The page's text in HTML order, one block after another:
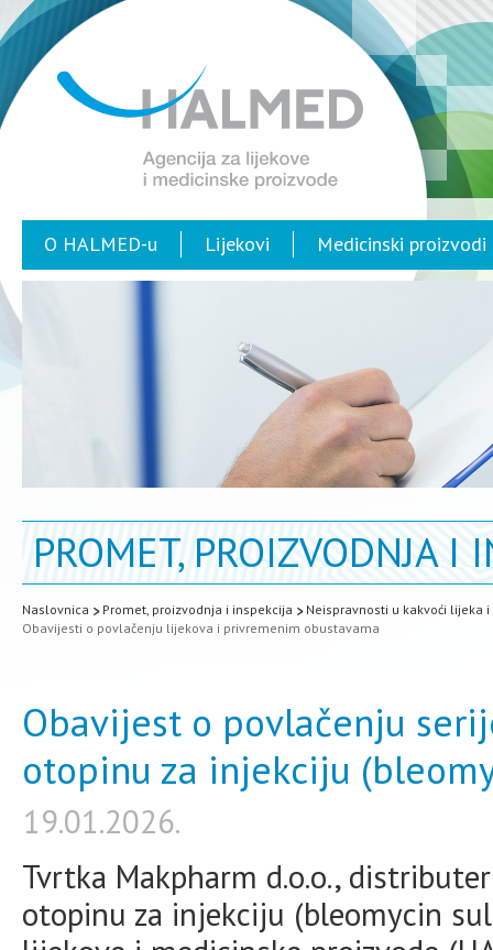
O HALMED-u Lijekovi Medicinski proizvodi
PROMET, PROIZVODNJA I
Naslovnica Promet, proizvodnja i inspekcija
Neispravnosti u kakvoći lijeka
Obavijesti o povlačenju lijekova i privremenim obustavama
Obavijest o povlačenju
otopinu za injekciju
19.01.2026.
Tvrtka Makpharm d.o.o.,
otopinu za injekciju (bleomycin